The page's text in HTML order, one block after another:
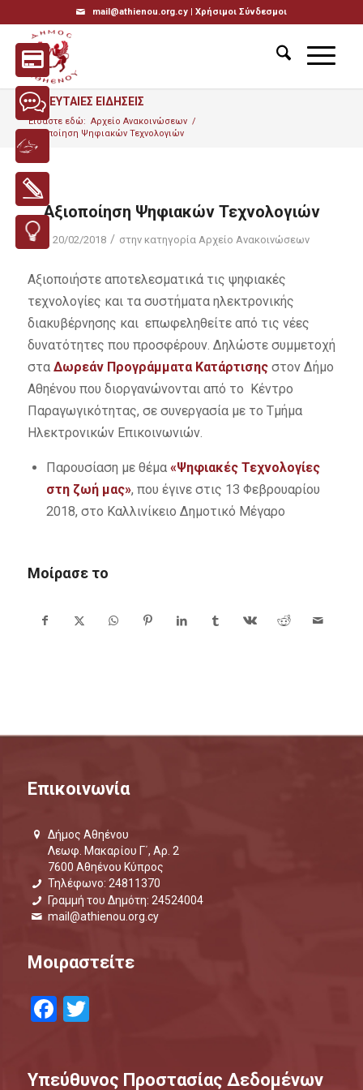
mail@athienou.org.cy | Χρήσιμοι Σύνδεσμοι
ΤΕΛΕΥΤΑΙΕΣ ΕΙΔΗΣΕΙΣ
Είσαστε εδώ: Αρχείο Ανακοινώσεων /
Αξιοποίηση Ψηφιακών Τεχνολογιών
Αξιοποίηση Ψηφιακών Τεχνολογιών
20/02/2018 / στην κατηγορίαΑρχείο Ανακοινώσεων
Αξιοποιήστε αποτελεσματικά τις ψηφιακές
τεχνολογίες και τα συστήματα ηλεκτρονικής
διακυβέρνησης και επωφεληθείτε από τις νέες
δυνατότητες που προσφέρουν. Δηλώστε συμμετοχή
στα Δωρεάν Προγράμματα Κατάρτισης στον Δήμο
Αθηένου που διοργανώνονται από το Κέντρο
Παραγωγικότητας, σε συνεργασία με το Τμήμα
Ηλεκτρονικών Επικοινωνιών.
Παρουσίαση με θέμα «Ψηφιακές Τεχνολογίες
στη ζωή μας», που έγινε στις 13 Φεβρουαρίου
2018, στο Καλλινίκειο Δημοτικό Μέγαρο
Μοίρασε το
Επικοινωνία
Δήμος Αθηένου
Λεωφ. Μακαρίου Γ΄, Αρ. 2
7600 Αθηένου Κύπρος
Τηλέφωνο: 24811370
Γραμμή του Δημότη: 24524004
mail@athienou.org.cy
Μοιραστείτε
Facebook
Twitter
Υπεύθυνος Προστασίας Δεδομένων